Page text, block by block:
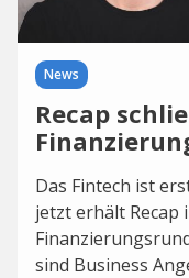
News
Recap
Das Fintech ist
jetzt erhält Recap
sind Business